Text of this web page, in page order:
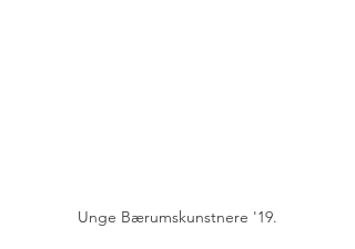
Unge Bærumskunstnere '19.